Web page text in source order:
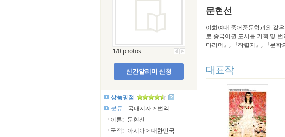
1/0 photos
신간알리미 신청
상품평점
분류
국내저자 > 번역
이름: 문현선
국적: 아시아 >대한민국
문현선
이화여대 중어중문학과와 같
로 중국어권 도서를 기획 및
다리며』, 『작렬지』, 『문학
대표작